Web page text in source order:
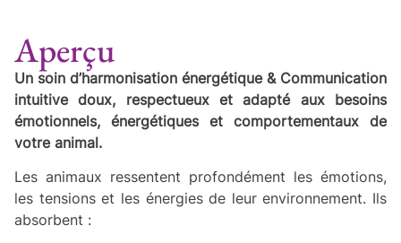
Aperçu
Un soin d’harmonisation énergétique & Communication
intuitive doux, respectueux et adapté aux besoins
émotionnels, énergétiques et comportementaux de
votre animal.
Les animaux ressentent profondément les émotions,
les tensions et les énergies de leur environnement. Ils
absorbent :